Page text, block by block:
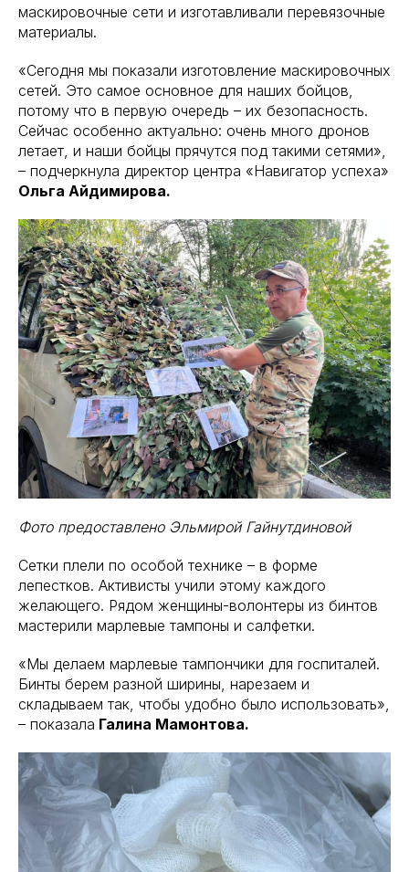
маскировочные сети и изготавливали перевязочные
материалы.
«Сегодня мы показали изготовление маскировочных
сетей. Это самое основное для наших бойцов,
потому что в первую очередь – их безопасность.
Сейчас особенно актуально: очень много дронов
летает, и наши бойцы прячутся под такими сетями»,
– подчеркнула директор центра «Навигатор успеха»
Ольга Айдимирова.
Фото предоставлено Эльмирой Гайнутдиновой
Сетки плели по особой технике – в форме
лепестков. Активисты учили этому каждого
желающего. Рядом женщины-волонтеры из бинтов
мастерили марлевые тампоны и салфетки.
«Мы делаем марлевые тампончики для госпиталей.
Бинты берем разной ширины, нарезаем и
складываем так, чтобы удобно было использовать»,
– показала Галина Мамонтова.